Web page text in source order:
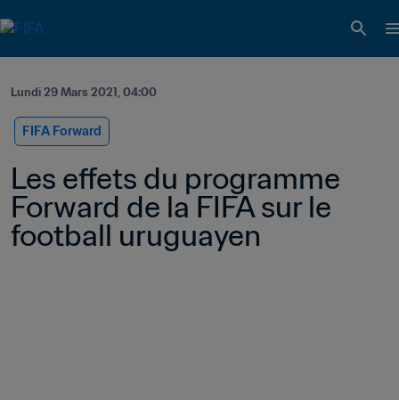
Lundi 29 Mars 2021, 04:00
FIFA Forward
Les effets du programme
Forward de la FIFA sur le
football uruguayen